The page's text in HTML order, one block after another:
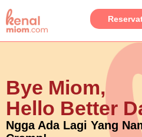
Bye Miom,
Hello Better
Ngga Ada Lagi Yang